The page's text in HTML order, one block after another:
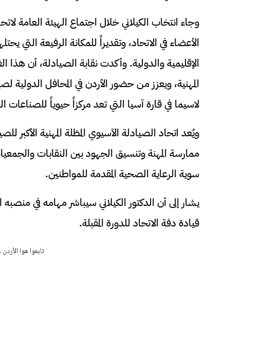
​وجاء انتخاب الكيلاني خلال اجتماع الهيئة العامة
الأعضاء في الاتحاد، وتقديراً للمكانة الرفيعة التي
الإقليمية والدولية. ​وأكدت نقابة الصيادلة، أن هذا
المهنية، ويعزز من حضور الأردن في المحافل الدولية
لاسيما في قارة آسيا التي تعد مركزاً حيوياً للصناعات
ويُعد اتحاد الصيادلة الآسيوي المظلة المهنية الأكبر
ممارسة المهنة وتنسيق الجهود بين النقابات
سوية الرعاية الصحية المقدمة للمواطنين.
قيادة دفة الاتحاد للدورة المقبلة.
تابعوا هوا